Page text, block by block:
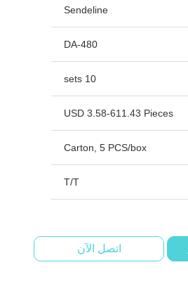
Sendeline
DA-480
10 sets
USD 3.58-611.43 Pieces
Carton, 5 PCS/box
T/T
اتصل الآن